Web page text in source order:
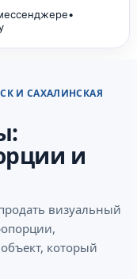
•
И САХАЛИНСКАЯ
и
визуальный
который